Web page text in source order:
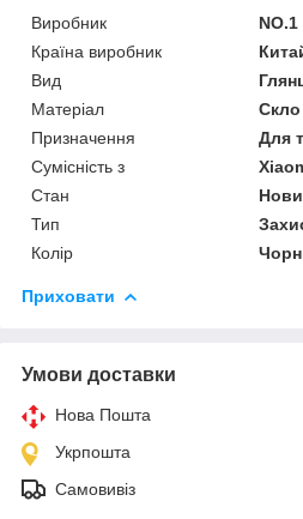
Виробник
NO.1
Країна виробник
Вид
Матеріал
Скло
Призначення
Для
Сумісність з
Стан
Тип
Колір
Приховати
Умови доставки
Нова Пошта
Укрпошта
Самовивіз